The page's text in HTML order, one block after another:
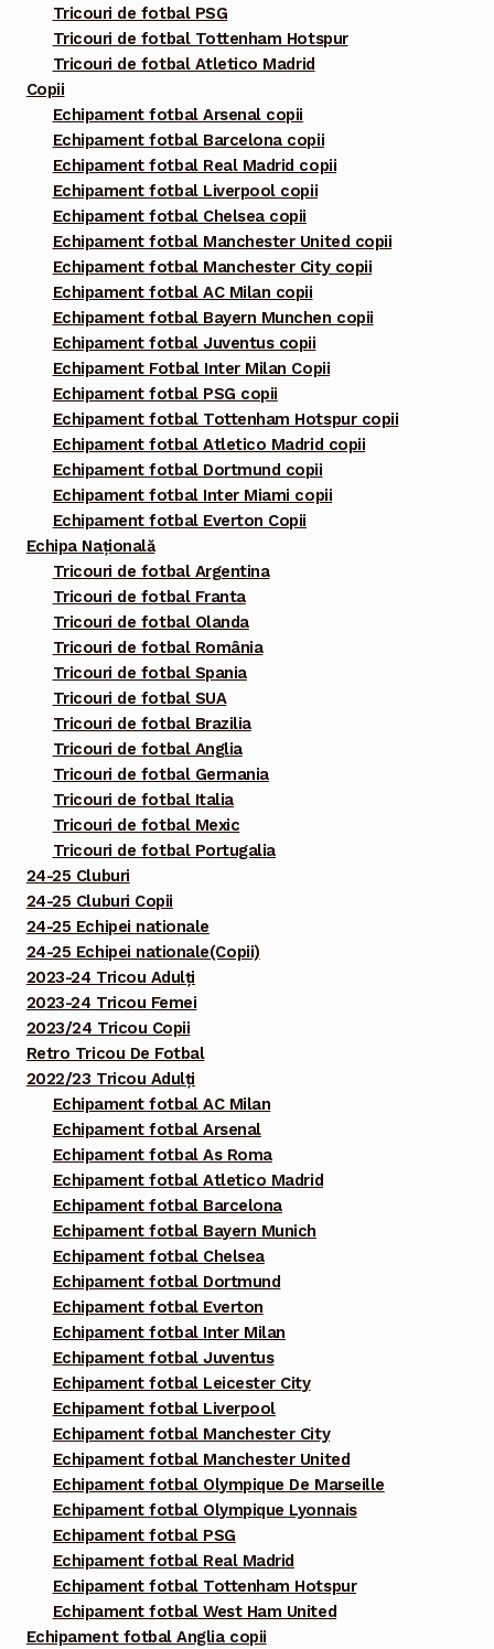
Tricouri de fotbal PSG
Tricouri de fotbal Tottenham Hotspur
Tricouri de fotbal Atletico Madrid
Copii
Echipament fotbal Arsenal copii
Echipament fotbal Barcelona copii
Echipament fotbal Real Madrid copii
Echipament fotbal Liverpool copii
Echipament fotbal Chelsea copii
Echipament fotbal Manchester United copii
Echipament fotbal Manchester City copii
Echipament fotbal AC Milan copii
Echipament fotbal Bayern Munchen copii
Echipament fotbal Juventus copii
Echipament Fotbal Inter Milan Copii
Echipament fotbal PSG copii
Echipament fotbal Tottenham Hotspur copii
Echipament fotbal Atletico Madrid copii
Echipament fotbal Dortmund copii
Echipament fotbal Inter Miami copii
Echipament fotbal Everton Copii
Echipa Națională
Tricouri de fotbal Argentina
Tricouri de fotbal Franta
Tricouri de fotbal Olanda
Tricouri de fotbal România
Tricouri de fotbal Spania
Tricouri de fotbal SUA
Tricouri de fotbal Brazilia
Tricouri de fotbal Anglia
Tricouri de fotbal Germania
Tricouri de fotbal Italia
Tricouri de fotbal Mexic
Tricouri de fotbal Portugalia
24-25 Cluburi
24-25 Cluburi Copii
24-25 Echipei nationale
24-25 Echipei nationale(Copii)
2023-24 Tricou Adulți
2023-24 Tricou Femei
2023/24 Tricou Copii
Retro Tricou De Fotbal
2022/23 Tricou Adulți
Echipament fotbal AC Milan
Echipament fotbal Arsenal
Echipament fotbal As Roma
Echipament fotbal Atletico Madrid
Echipament fotbal Barcelona
Echipament fotbal Bayern Munich
Echipament fotbal Chelsea
Echipament fotbal Dortmund
Echipament fotbal Everton
Echipament fotbal Inter Milan
Echipament fotbal Juventus
Echipament fotbal Leicester City
Echipament fotbal Liverpool
Echipament fotbal Manchester City
Echipament fotbal Manchester United
Echipament fotbal Olympique De Marseille
Echipament fotbal Olympique Lyonnais
Echipament fotbal PSG
Echipament fotbal Real Madrid
Echipament fotbal Tottenham Hotspur
Echipament fotbal West Ham United
Echipament fotbal Anglia copii